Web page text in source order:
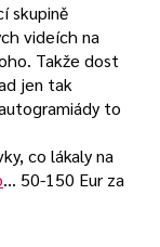
skupině
videích na
Takže dost
jen tak
to
co lákaly na
… 50-150 Eur za